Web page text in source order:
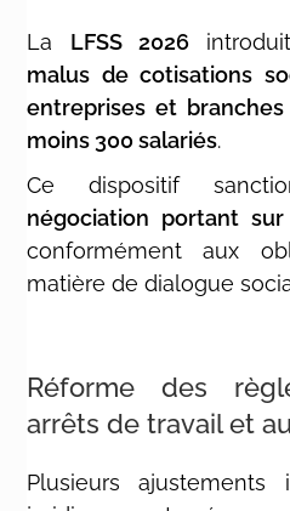
La LFSS 2026
malus de cotisations
entreprises et branches
moins 300 salariés.
Ce dispositif
négociation portant sur
conformément aux
matière de dialogue
Réforme des
arrêts de travail et
Plusieurs